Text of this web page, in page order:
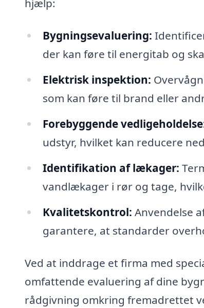
Bygningsevaluering:
der kan føre til energitab og
Elektrisk inspektion:
som kan føre til brand eller
Forebyggende
udstyr, hvilket kan reducere
Identifikation af lækager:
vandlækager i rør og tage,
Kvalitetskontrol: Anvendelse
garantere, at standarder
Ved at inddrage et firma med
omfattende evaluering af dine
rådgivning omkring fremadrettet